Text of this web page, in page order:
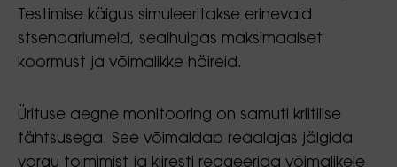
Testimise käigus simuleeritakse erinevaid
stsenaariumeid, sealhulgas maksimaalset
koormust ja võimalikke häireid.
Ürituse aegne monitooring on samuti kriitilise
tähtsusega. See võimaldab reaalajas jälgida
võrgu toimimist ja kiiresti reageerida võimalikele